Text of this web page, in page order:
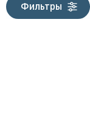
Фильтры